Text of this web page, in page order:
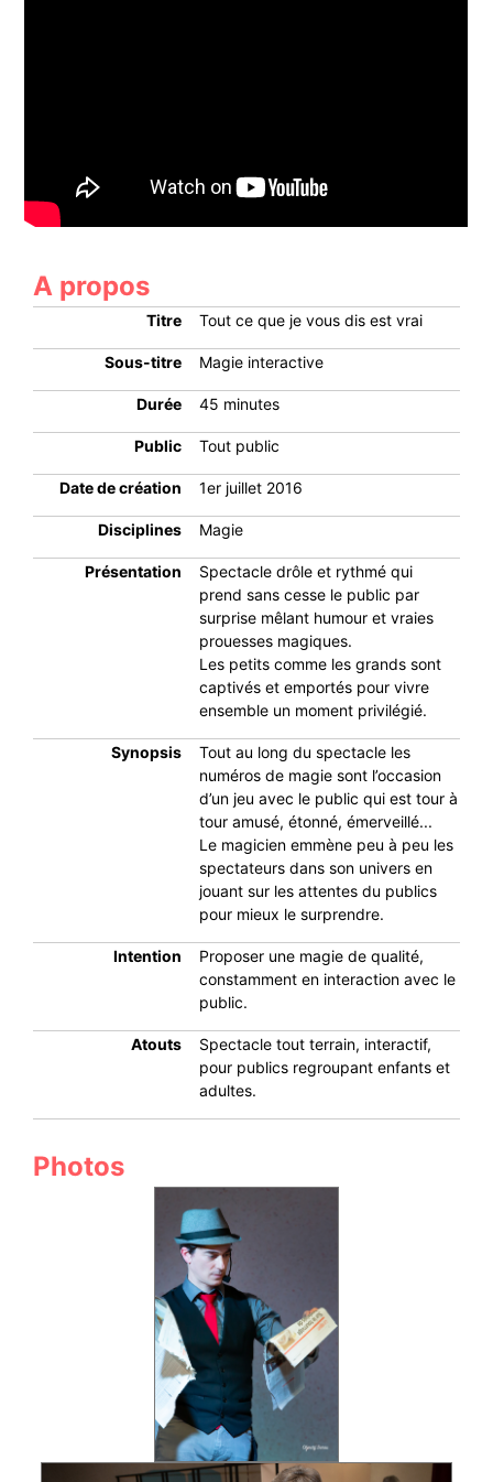
A propos
Titre Tout ce que je vous dis est vrai
Sous-titre Magie interactive
Durée 45 minutes
Public Tout public
Date de création 1er juillet 2016
Disciplines Magie
Présentation
Spectacle drôle et rythmé qui
prend sans cesse le public par
surprise mêlant humour et vraies
prouesses magiques.
Les petits comme les grands sont
captivés et emportés pour vivre
ensemble un moment privilégié.
Synopsis
Tout au long du spectacle les
numéros de magie sont l’occasion
d’un jeu avec le public qui est tour à
tour amusé, étonné, émerveillé...
Le magicien emmène peu à peu les
spectateurs dans son univers en
jouant sur les attentes du publics
pour mieux le surprendre.
Intention
Proposer une magie de qualité,
constamment en interaction avec le
public.
Atouts
Spectacle tout terrain, interactif,
pour publics regroupant enfants et
adultes.
Photos